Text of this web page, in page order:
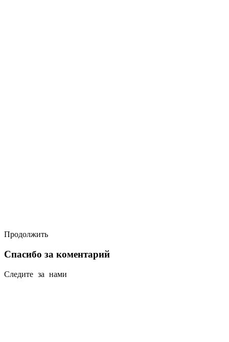
Продолжить
Спасибо за коментарий
Следите за нами